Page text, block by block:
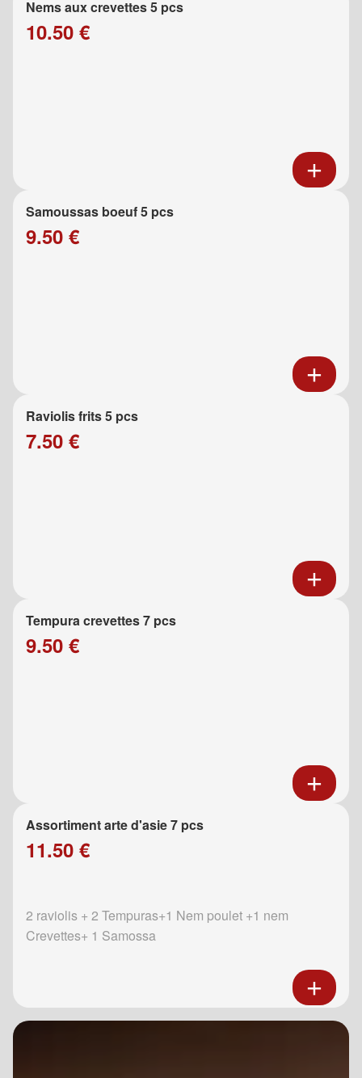
Nems aux crevettes 5 pcs
10.50 €
Samoussas boeuf 5 pcs
9.50 €
Raviolis frits 5 pcs
7.50 €
Tempura crevettes 7 pcs
9.50 €
Assortiment arte d'asie 7 pcs
11.50 €
2 raviolis + 2 Tempuras+1 Nem poulet +1 nem
Crevettes+ 1 Samossa